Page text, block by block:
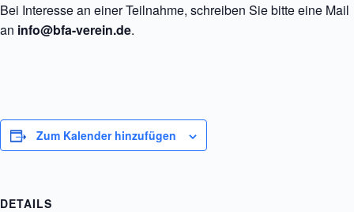
Bei Interesse an einer Teilnahme, schreiben Sie bitte eine Mail
an info@bfa-verein.de.
Zum Kalender hinzufügen
DETAILS